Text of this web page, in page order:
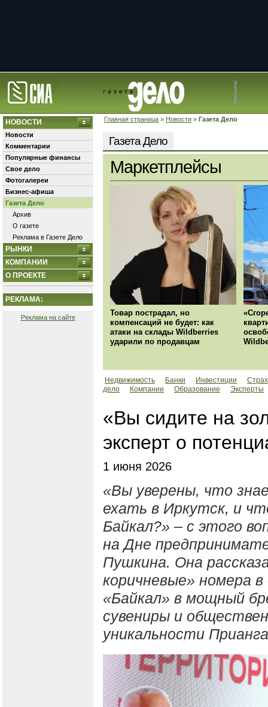
Главная страница » Новости » Газета Дело
НОВОСТИ
Новости
Комментарии
Популярные финансы
Свое дело
Фотогалереи
Бизнес-афиша
Газета Дело
Архив
О газете
Реклама в Газете Дело
РЫНКИ
КОМПАНИИ
О ПРОЕКТЕ
РЕКЛАМА:
Реклама на сайте
Газета Дело
Маркетплейсы
Товар пострадал, но
компенсаций не будет: как
атаки на склады Wildberries
ударили по продавцам
Недвижимость Банки Инвестиции
дело
Компании Образование Эксперты
«Вы сидите на
эксперт о
1 июня 2026
«Вы уверены, что
ехать в Иркутск, и
Байкал?» – с этого
на Дне
Пушкина. Она
коричневые» номера
«Байкал» в мощный
сувениры и
уникальности